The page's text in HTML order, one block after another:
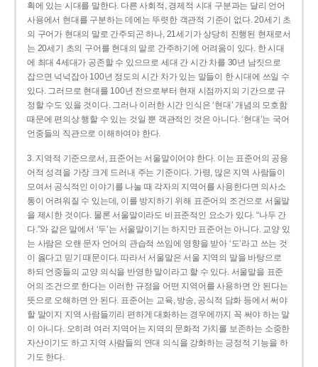
획에 있는 시대를 말한다. 다른 사회적, 경제적 시대 구분과는 달리 언어
사용에서 현대를 구분하는 데에는 뚜렷한 객관적 기준이 없다. 20세기 초
의 구어가 현대의 말로 간주되곤 하나, 21세기가 상당히 진행된 현재로서
는 20세기 초의 구어를 현대의 말로 간주하기에 어려움이 있다. 한 시대
에 최대 4세대가 공존할 수 있으므로 세대 간 시간 차를 30년 남짓으로
잡으면 넉넉잡아 100년 정도의 시간 차가 있는 말들이 한 시대에 쓰일 수
있다. 그러므로 현대를 100년 전으로부터 현재 시점까지의 기간으로 규
정할 수도 있을 것이다. 그러나 이러한 시간 인식은 ‘현대’ 개념의 모호함
때문에 편의상 행할 수 있는 것일 뿐 객관적인 것은 아니다. ‘현대’는 국어
언중들의 직관으로 이해하여야 한다.
3. 지역적 기준으로서, 표준어는 서울말이어야 한다. 이는 표준어의 공용
어적 성격을 가장 크게 드러내 주는 기준이다. 가령, 많은 지역 사람들이
모여서 공식적인 이야기를 나눌 때 각자의 지역어를 사용한다면 의사소
통이 어려워질 수 있는데, 이를 방지하기 위해 표준어의 조건으로 서울말
을 제시한 것이다. 물론 서울말이라도 비표준적인 요소가 있다. “나두 간
다.”와 같은 말에서 ‘두’는 서울말이기는 하지만 표준어는 아니다. 교양 있
는 사람은 오랜 문자 언어의 관습적 쓰임에 영향을 받아 ‘도’라고 쓰는 것
이 옳다고 믿기 때문이다. 따라서 서울말은 서울 지역의 말을 바탕으로
하되 언중들의 교양 의식을 반영한 말이라고 할 수 있다. 서울말을 표준
어의 조건으로 한다는 이러한 규정을 어떤 지역어를 사용하면 안 된다는
뜻으로 오해하면 안 된다. 표준어는 교육, 방송, 공식적 담화 등에서 써야
할 말이지 지역 사람들끼리 편하게 대화하는 경우에까지 꼭 써야 하는 말
이 아니다. 오히려 여러 지역어는 지역의 문화적 가치를 보존하는 소중한
자산이기도 하고 지역 사람들의 연대 의식을 강화하는 긍정적 기능을 하
기도 한다.